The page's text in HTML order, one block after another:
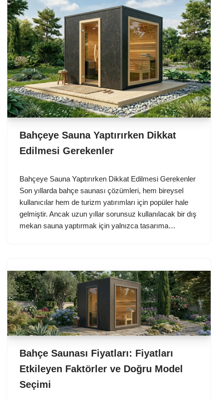
Bahçeye Sauna Yaptırırken Dikkat
Edilmesi Gerekenler
Bahçeye Sauna Yaptırırken Dikkat Edilmesi Gerekenler
Son yıllarda bahçe saunası çözümleri, hem bireysel
kullanıcılar hem de turizm yatırımları için popüler hale
gelmiştir. Ancak uzun yıllar sorunsuz kullanılacak bir dış
mekan sauna yaptırmak için yalnızca tasarıma…
Bahçe Saunası Fiyatları: Fiyatları
Etkileyen Faktörler ve Doğru Model
Seçimi